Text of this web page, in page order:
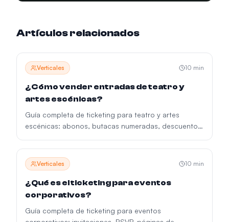
Artículos relacionados
Verticales 10 min
¿Cómo vender entradas de teatro y
artes escénicas?
Guía completa de ticketing para teatro y artes
escénicas: abonos, butacas numeradas, descuentos,
Verticales 10 min
¿Qué es el ticketing para eventos
corporativos?
Guía completa de ticketing para eventos